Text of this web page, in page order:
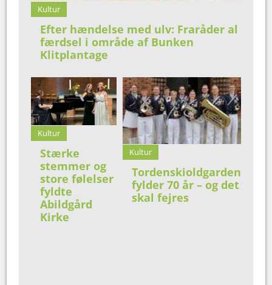
Kultur
Efter hændelse med ulv: Fraråder al
færdsel i område af Bunken
Klitplantage
Kultur
Stærke
stemmer og
store følelser
fyldte
Abildgård
Kirke
Kultur
Tordenskioldgarden
fylder 70 år – og det
skal fejres